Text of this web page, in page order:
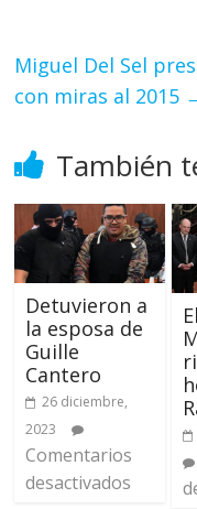
Miguel Del Sel
con miras al 2015
También
Detuvieron a
la esposa de
Guille
Cantero
26 diciembre,
2023
Comentarios
desactivados